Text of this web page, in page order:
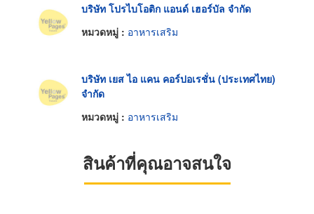
บริษัท โปรไบโอติก แอนด์ เฮอร์บัล จำกัด
หมวดหมู่ : อาหารเสริม
บริษัท เยส ไอ แคน คอร์ปอเรชั่น (ประเทศไทย)
จำกัด
หมวดหมู่ : อาหารเสริม
สินค้าที่คุณอาจสนใจ